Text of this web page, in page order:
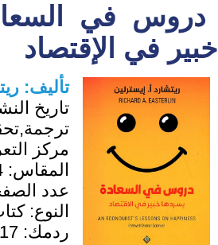
دروس في
خبير في الإقتصاد
تأليف:
تاريخ
مركز
المقاس:
عدد
النوع:
ردمك: